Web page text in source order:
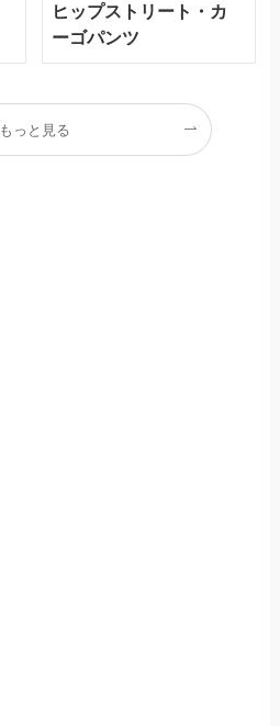
ヒップストリート・カ
ーゴパンツ
もっと見る